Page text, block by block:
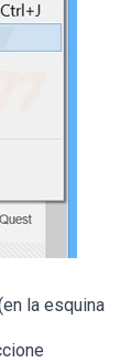
la esquina